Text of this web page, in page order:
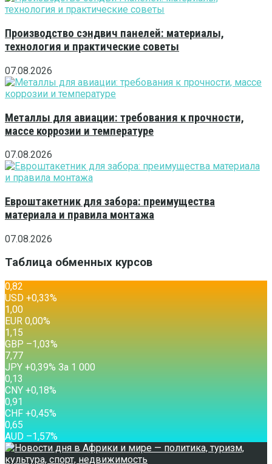
Производство сэндвич панелей: материалы,
технология и практические советы
07.08.2026
Металлы для авиации: требования к прочности,
массе коррозии и температуре
07.08.2026
Евроштакетник для забора: преимущества
материала и правила монтажа
07.08.2026
Таблица обменных курсов
0,82
USD +0,33%
1,00
EUR 0,00%
1,15
GBP –1,03%
7,77
JPY +0,39% За 1 000
0,13
CNY +0,18%
0,91
CHF +0,45%
0,65
AUD –1,57%